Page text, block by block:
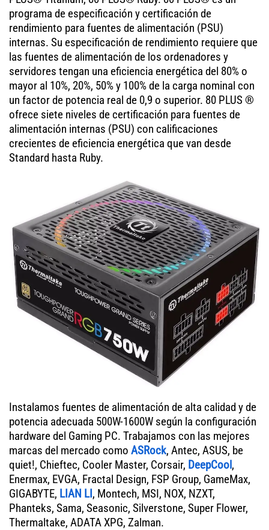
programa de especificación y certificación de
rendimiento para fuentes de alimentación (PSU)
internas. Su especificación de rendimiento requiere que
las fuentes de alimentación de los ordenadores y
servidores tengan una eficiencia energética del 80% o
mayor al 10%, 20%, 50% y 100% de la carga nominal con
un factor de potencia real de 0,9 o superior. 80 PLUS ®
ofrece siete niveles de certificación para fuentes de
alimentación internas (PSU) con calificaciones
crecientes de eficiencia energética que van desde
Standard hasta Ruby.
Instalamos fuentes de alimentación de alta calidad y de
potencia adecuada 500W-1600W según la configuración
hardware del Gaming PC. Trabajamos con las mejores
marcas del mercado como ASRock, Antec, ASUS, be
quiet!, Chieftec, Cooler Master, Corsair, DeepCool,
Enermax, EVGA, Fractal Design, FSP Group, GameMax,
GIGABYTE, LIAN LI, Montech, MSI, NOX, NZXT,
Phanteks, Sama, Seasonic, Silverstone, Super Flower,
Thermaltake, ADATA XPG, Zalman.